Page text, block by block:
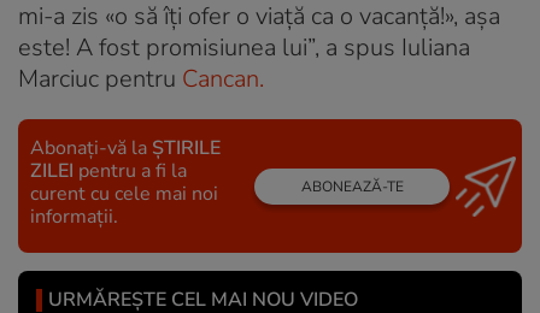
mi-a zis «o să îți ofer o viață ca o vacanță!», așa
este! A fost promisiunea lui”, a spus Iuliana
Marciuc pentru Cancan.
Abonați-vă la ȘTIRILE
ZILEI pentru a fi la
curent cu cele mai noi
informații.
ABONEAZĂ-TE
URMĂREȘTE CEL MAI NOU VIDEO